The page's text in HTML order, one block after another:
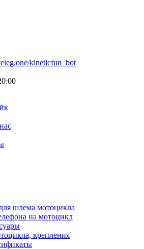
kineticfun_bot
шлема мотоцикла
на мотоцикл
крепления